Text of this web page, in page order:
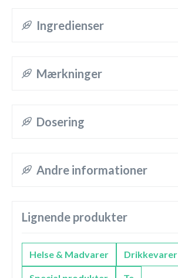
Ingredienser
Mærkninger
Dosering
Andre informationer
Lignende produkter
Helse & Madvarer Drikkevarer